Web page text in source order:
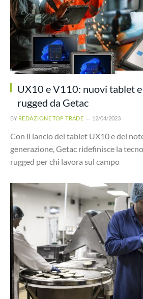
UX10 e V110: nuovi tablet
rugged da Getac
BY REDAZIONE TOP TRADE 12/04/2023
Con il lancio del tablet UX10 e del
generazione, Getac ridefinisce la
rugged per chi lavora sul campo